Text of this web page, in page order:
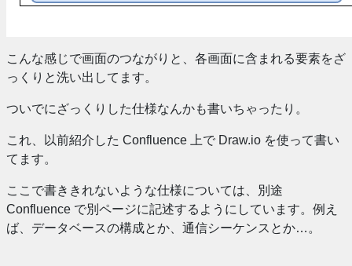
こんな感じで画面のつながりと、各画面に含まれる要素をざ
っくりと洗い出してます。
ついでにざっくりした仕様なんかも書いちゃったり。
これ、以前紹介した Confluence 上で Draw.io を使って書い
てます。
ここで書ききれないような仕様については、別途
Confluence で別ページに記述するようにしています。例え
ば、データベースの構成とか、通信シーケンスとか…。